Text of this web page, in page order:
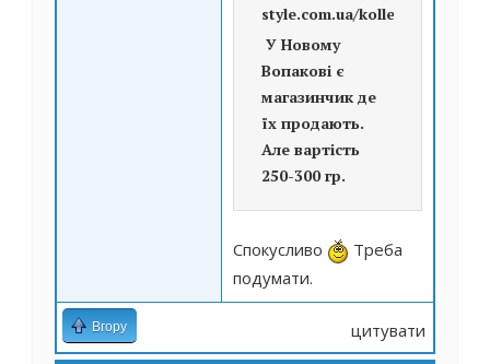
style.com.ua/kollection1.html
У Новому
Вопакові є
магазинчик де
їх продають.
Але вартість
250-300 гр.
Спокусливо
Треба
подумати.
Вгору цитувати